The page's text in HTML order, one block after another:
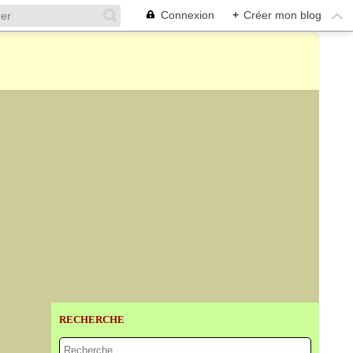
Connexion + Créer mon blog
RECHERCHE